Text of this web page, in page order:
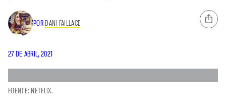
POR DANI FAILLACE
27 DE ABRIL, 2021
FUENTE: NETFLIX.